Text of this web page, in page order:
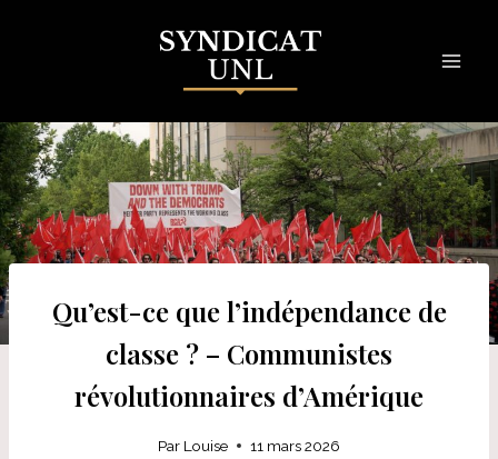
Qu’est-ce que l’indépendance de
classe ? – Communistes
révolutionnaires d’Amérique
Par Louise 11 mars 2026